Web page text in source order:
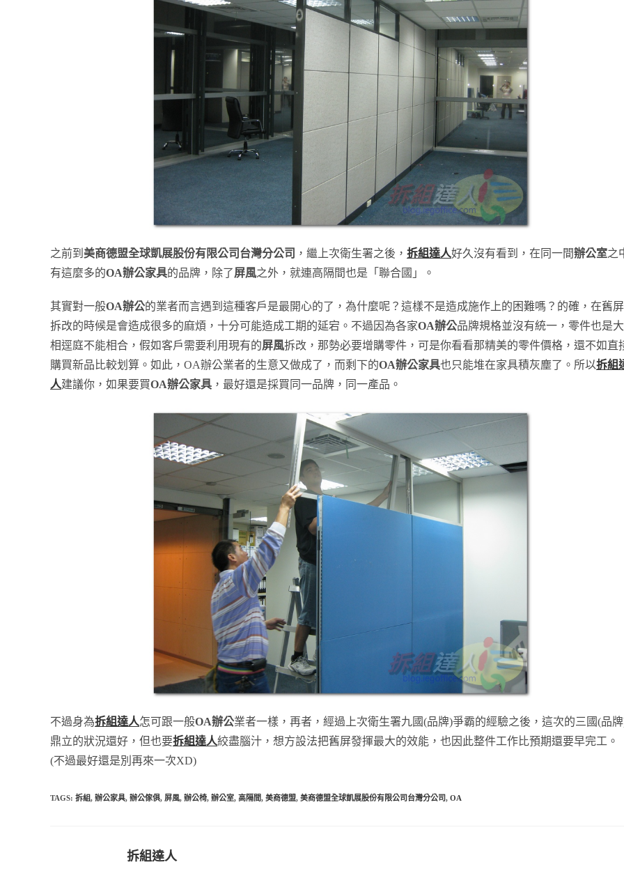
之前到 美商德盟全球凱展股份有限公司台灣分公司 ，繼上次衛生署之後， 拆組達人好久沒有看到，在同一間辦公室之
有這麼多的OA辦公家具的品牌，除了屏風之外，就連高隔間也是「聯合國」。
其實對一般OA辦公的業者而言遇到這種客戶是最開心的了，為什麼呢？這樣不是造成施作上的困難嗎？的確，在舊屏
拆改的時候是會造成很多的麻煩，十分可能造成工期的延宕。不過因為各家OA辦公品牌規格並沒有統一，零件也是大
相逕庭不能相合，假如客戶需要利用現有的屏風拆改，那勢必要增購零件，可是你看看那精美的零件價格，還不如直
購買新品比較划算。如此，OA辦公業者的生意又做成了，而剩下的OA辦公家具也只能堆在家具積灰塵了。所以拆組
人建議你，如果要買OA辦公家具 ，最好還是採買同一品牌，同一產品。
不過身為拆組達人怎可跟一般OA辦公業者一樣，再者，經過上次衛生署九國(品牌)爭霸的經驗之後，這次的三國(品
鼎立的狀況還好，但也要拆組達人絞盡腦汁，想方設法把舊屏發揮最大的效能，也因此整件工作比預期還要早完工。
(不過最好還是別再來一次XD)
TAGS: 拆組, 辦公家具, 辦公傢俱, 屏風, 辦公椅, 辦公室, 高隔間, 美商德盟, 美商德盟全球凱展股份有限公司台灣分公司, OA
拆組達人